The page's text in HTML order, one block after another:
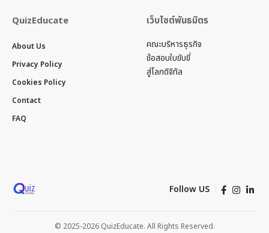
QuizEducate
About Us
Privacy Policy
Cookies Policy
Contact
FAQ
เว็บไซต์พันธมิตร
คณะบริหารธุรกิจ
ข้อสอบใบขับขี่
สู่โลกดิจิทัล
Follow US
© 2025-2026 QuizEducate. All Rights Reserved.